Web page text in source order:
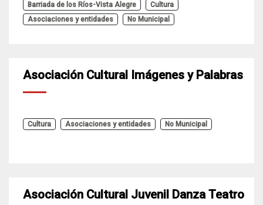
Barriada de los Ríos-Vista Alegre
Cultura
Asociaciones y entidades
No Municipal
Asociación Cultural Imágenes y Palabras
Cultura Asociaciones y entidades No Municipal
Asociación Cultural Juvenil Danza Teatro